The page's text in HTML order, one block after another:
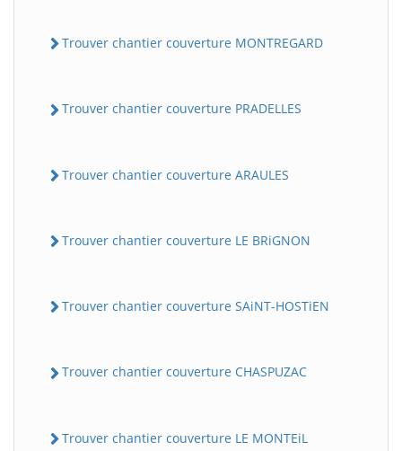
Trouver chantier couverture MONTREGARD
Trouver chantier couverture PRADELLES
Trouver chantier couverture ARAULES
Trouver chantier couverture LE BRiGNON
Trouver chantier couverture SAiNT-HOSTiEN
Trouver chantier couverture CHASPUZAC
Trouver chantier couverture LE MONTEiL